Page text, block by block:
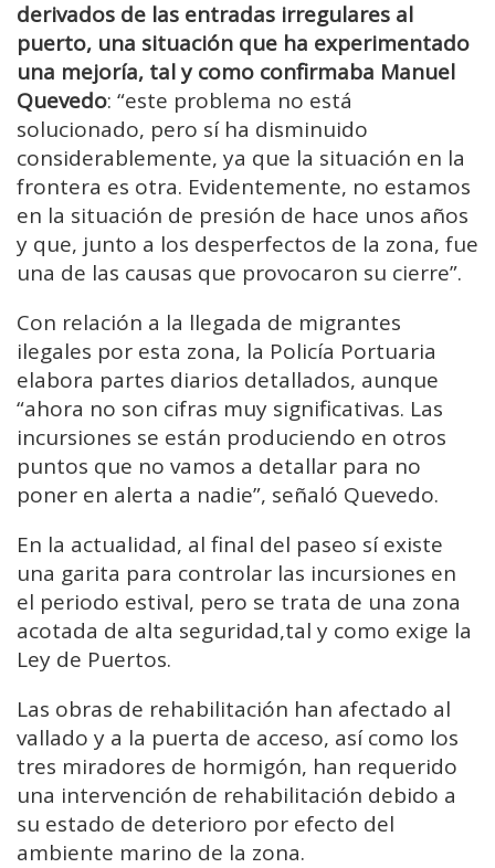
derivados de las entradas irregulares al
puerto, una situación que ha experimentado
una mejoría, tal y como confirmaba Manuel
Quevedo: “este problema no está
solucionado, pero sí ha disminuido
considerablemente, ya que la situación en la
frontera es otra. Evidentemente, no estamos
en la situación de presión de hace unos años
y que, junto a los desperfectos de la zona, fue
una de las causas que provocaron su cierre”.
Con relación a la llegada de migrantes
ilegales por esta zona, la Policía Portuaria
elabora partes diarios detallados, aunque
“ahora no son cifras muy significativas. Las
incursiones se están produciendo en otros
puntos que no vamos a detallar para no
poner en alerta a nadie”, señaló Quevedo.
En la actualidad, al final del paseo sí existe
una garita para controlar las incursiones en
el periodo estival, pero se trata de una zona
acotada de alta seguridad,tal y como exige la
Ley de Puertos.
Las obras de rehabilitación han afectado al
vallado y a la puerta de acceso, así como los
tres miradores de hormigón, han requerido
una intervención de rehabilitación debido a
su estado de deterioro por efecto del
ambiente marino de la zona.